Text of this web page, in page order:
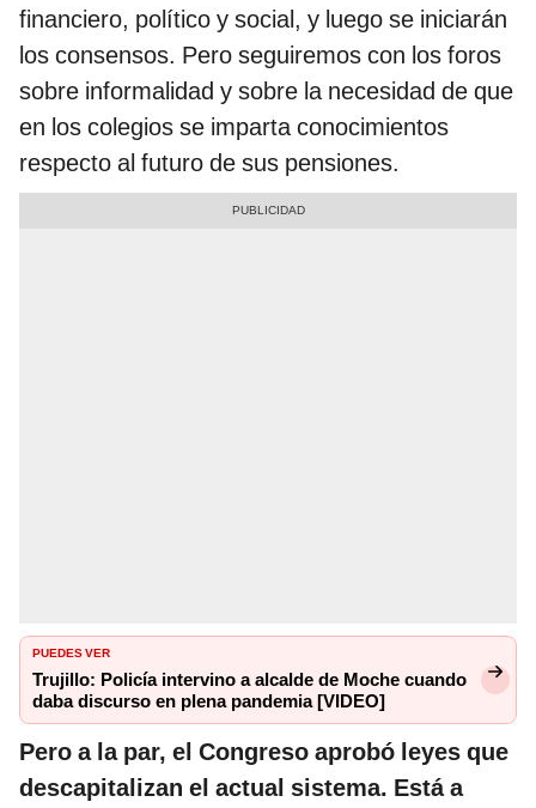
financiero, político y social, y luego se iniciarán
los consensos. Pero seguiremos con los foros
sobre informalidad y sobre la necesidad de que
en los colegios se imparta conocimientos
respecto al futuro de sus pensiones.
PUEDES VER
Trujillo: Policía intervino a alcalde de Moche cuando
daba discurso en plena pandemia [VIDEO]
Pero a la par, el Congreso aprobó leyes que
descapitalizan el actual sistema. Está a